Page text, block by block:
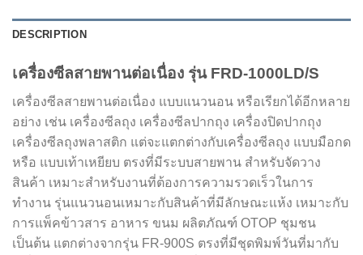
DESCRIPTION
เครื่องซีลสายพานต่อเนื่อง รุ่น FRD-1000LD/S
เครื่องซีลสายพานต่อเนื่อง แบบแนวนอน หรือเรียกได้อีกหลาย
อย่าง เช่น เครื่องซีลถุง เครื่องซีลปากถุง เครื่องปิดปากถุง
เครื่องซีลถุงพลาสติก แต่จะแตกต่างกับเครื่องซีลถุง แบบมือกด
หรือ แบบเท้าเหยียบ ตรงที่มีระบบสายพาน สำหรับจัดวาง
สินค้า เหมาะสำหรับงานที่ต้องการความรวดเร็วในการ
ทำงาน รุ่นแนวนอนเหมาะกับสินค้าที่มีลักษณะแห้ง เหมาะกับ
การแพ็คข้าวสาร อาหาร ขนม ผลิตภัณฑ์ OTOP ชุมชน
เป็นต้น แตกต่างจากรุ่น FR-900S ตรงที่มีชุดพิมพ์วันที่มากับ